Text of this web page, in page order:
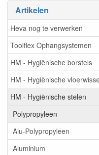
Artikelen
Heva nog te verwerken
Toolflex Ophangsystemen
HM - Hygiënische borstels
HM - Hygiënische
HM - Hygiënische stelen
Polypropyleen
Alu-Polypropyleen
Aluminium